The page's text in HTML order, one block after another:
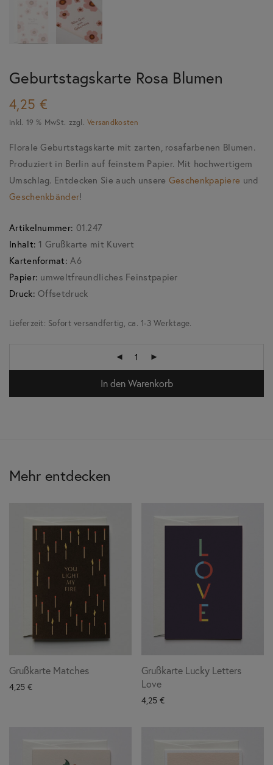
Geburtstagskarte Rosa Blumen
4,25 €
inkl. 19 % MwSt. zzgl.Versandkosten
Florale Geburtstagskarte mit zarten, rosafarbenen Blumen.
Produziert in Berlin auf feinstem Papier. Mit hochwertigem
Umschlag. Entdecken Sie auch unsere Geschenkpapiere und
Geschenkbänder!
Artikelnummer: 01.247
Inhalt: 1 Grußkarte mit Kuvert
Kartenformat: A6
Papier: umweltfreundliches Feinstpapier
Druck: Offsetdruck
Lieferzeit: Sofort versandfertig, ca. 1-3 Werktage.
In den Warenkorb
Mehr entdecken
Grußkarte Matches
4,25 €
Grußkarte Lucky Letters
Love
4,25 €